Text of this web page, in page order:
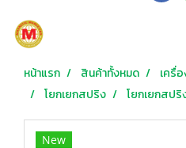
หน้าแรก สินค้าทั้งหมด
เครื่
โยกเยกสปริง
โยกเยกสปริ
New